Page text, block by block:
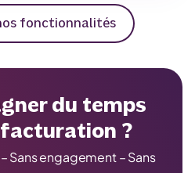
fonctionnalités
du temps
?
Sans engagement – Sans